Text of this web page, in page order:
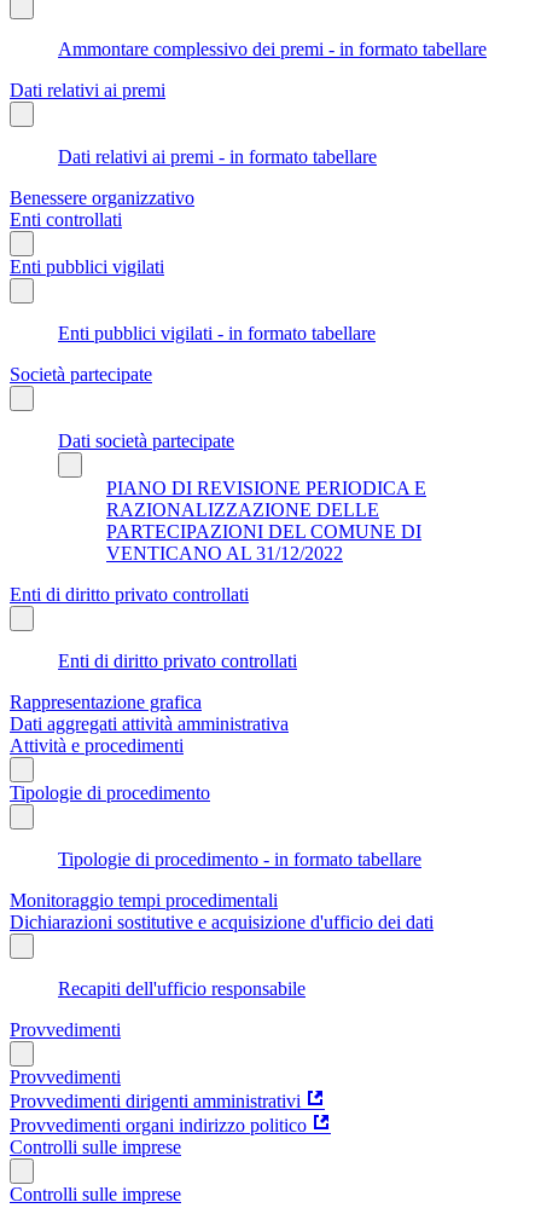
Ammontare complessivo dei premi - in formato tabellare
Dati relativi ai premi
Dati relativi ai premi - in formato tabellare
Benessere organizzativo
Enti controllati
Enti pubblici vigilati
Enti pubblici vigilati - in formato tabellare
Società partecipate
Dati società partecipate
PIANO DI REVISIONE PERIODICA E
RAZIONALIZZAZIONE DELLE
PARTECIPAZIONI DEL COMUNE DI
VENTICANO AL 31/12/2022
Enti di diritto privato controllati
Enti di diritto privato controllati
Rappresentazione grafica
Dati aggregati attività amministrativa
Attività e procedimenti
Tipologie di procedimento
Tipologie di procedimento - in formato tabellare
Monitoraggio tempi procedimentali
Dichiarazioni sostitutive e acquisizione d'ufficio dei dati
Recapiti dell'ufficio responsabile
Provvedimenti
Provvedimenti
Provvedimenti dirigenti amministrativi
Provvedimenti organi indirizzo politico
Controlli sulle imprese
Controlli sulle imprese